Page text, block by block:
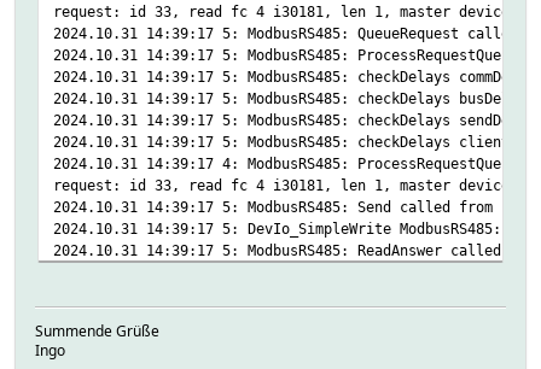
request: id 33, read fc 4 i30181, len 1, master device
2024.10.31 14:39:17 5: ModbusRS485: QueueRequest
2024.10.31 14:39:17 5: ModbusRS485:
2024.10.31 14:39:17 5: ModbusRS485: checkDelays
2024.10.31 14:39:17 5: ModbusRS485: checkDelays
2024.10.31 14:39:17 5: ModbusRS485: checkDelays
2024.10.31 14:39:17 5: ModbusRS485: checkDelays
2024.10.31 14:39:17 4: ModbusRS485:
request: id 33, read fc 4 i30181, len 1, master device
2024.10.31 14:39:17 5: ModbusRS485: Send called from
2024.10.31 14:39:17 5: DevIo_SimpleWrite ModbusRS485:
2024.10.31 14:39:17 5: ModbusRS485: ReadAnswer called
Summende Grüße
Ingo